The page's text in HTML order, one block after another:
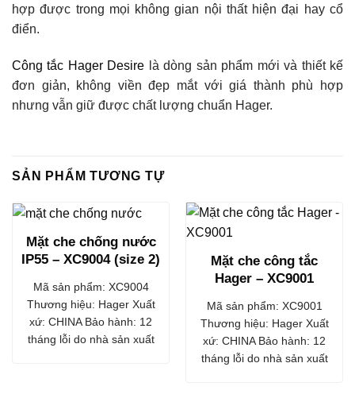
hợp được trong mọi không gian nội thất hiện đại hay cổ
điển.
Công tắc Hager Desire là dòng sản phẩm mới và thiết kế
đơn giản, không viền đẹp mắt với giá thành phù hợp
nhưng vẫn giữ được chất lượng chuẩn Hager.
SẢN PHẨM TƯƠNG TỰ
Mặt che chống nước
IP55 – XC9004 (size 2)
Mã sản phẩm: XC9004
Thương hiệu: Hager Xuất
xứ: CHINA Bảo hành: 12
tháng lỗi do nhà sản xuất
Mặt che công tắc
Hager – XC9001
Mã sản phẩm: XC9001
Thương hiệu: Hager Xuất
xứ: CHINA Bảo hành: 12
tháng lỗi do nhà sản xuất